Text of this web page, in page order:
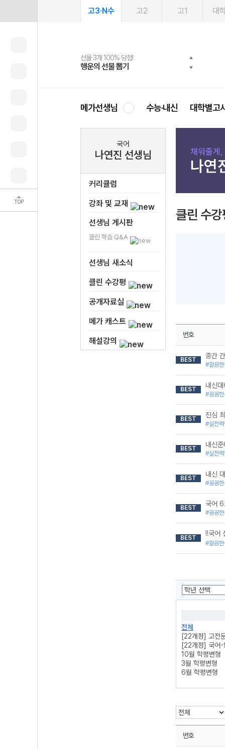
TOP
고3·N수 고2 고1 대
선물 3개 100% 당첨!
행운의 선물 뽑기
선물 100% 증정!
메가스터디 X 올리브
여름방학 스터디 캐시백
메가런 썸머스쿨
2027 러셀 단과
강사 공개선발
스마트러닝앱
설문 EVENT
메가패스
3일 무료 체험권
메가패스 수강생 무료혜택!
메가클럽 멤버십
사회공헌 캠페인
희망이룸 메가나눔
메가선생님 수능·내신 대학별고
국어
나연진 선생님
커리큘럼
강좌 및 교재
선생님 게시판
클린 학습 Q&A
선생님 새소식
클린 수강평
공개자료실
메가 캐스트
해설강의
채워줄게
나연
클린 수강
번호
BEST 중간
#깔끔
BEST 내신
#꼼꼼
BEST 진심
#실전
BEST 내신
#실전
BEST 내신
#꼼꼼
BEST 국어
#꼼꼼
BEST
!!국어
#깔끔
전체
[22개정] 고전
[22개정] 국어-
10월 학평변형
3월 학평변형
6월 학평변형
공통국어1-미래
공통국어1-비상
공통국어1-창비
공통국어1-천재
공통국어1-천
공통국어1-해냄
번호